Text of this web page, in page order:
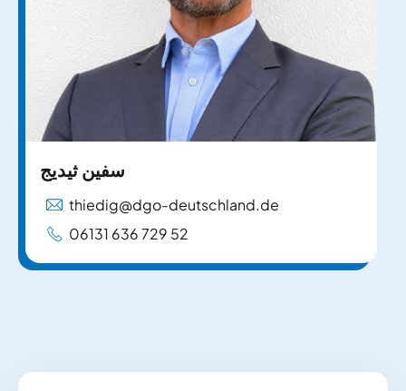
سفين ثيديج
thiedig@dgo-deutschland.de
06131 636 729 52